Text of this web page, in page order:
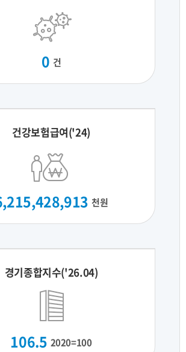
0 건
건강보험급여('24)
천원
경기종합지수('26.04)
106.5 2020=100